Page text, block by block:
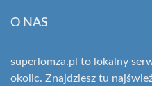
O NAS
superlomza.pl to lokalny
okolic. Znajdziesz tu